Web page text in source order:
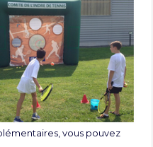
vous pouvez